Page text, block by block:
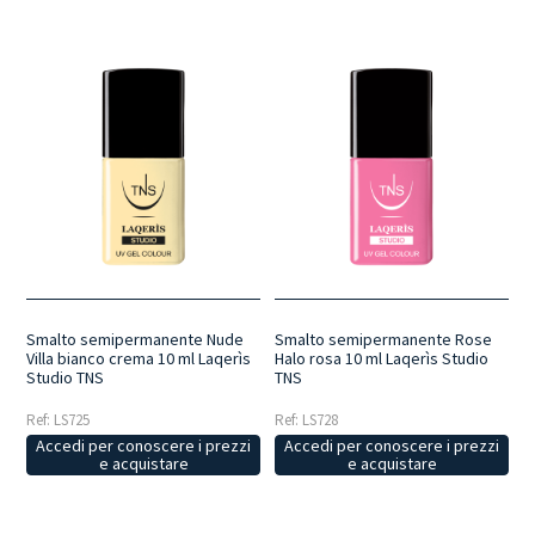
Smalto semipermanente Nude
Villa bianco crema 10 ml Laqerìs
Studio TNS
Ref: LS725
Accedi per conoscere i prezzi
e acquistare
Smalto semipermanente Rose
Halo rosa 10 ml Laqerìs Studio
TNS
Ref: LS728
Accedi per conoscere i prezzi
e acquistare